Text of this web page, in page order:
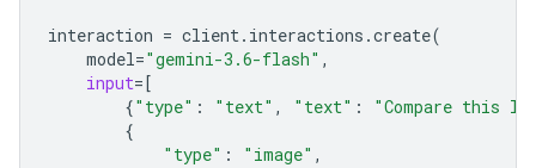
interaction = client. interactions .create(
model="gemini-3.6-flash" ,
input=[
{"type" : "text" , "text" :
"Compare this
{
"type" : "image" ,